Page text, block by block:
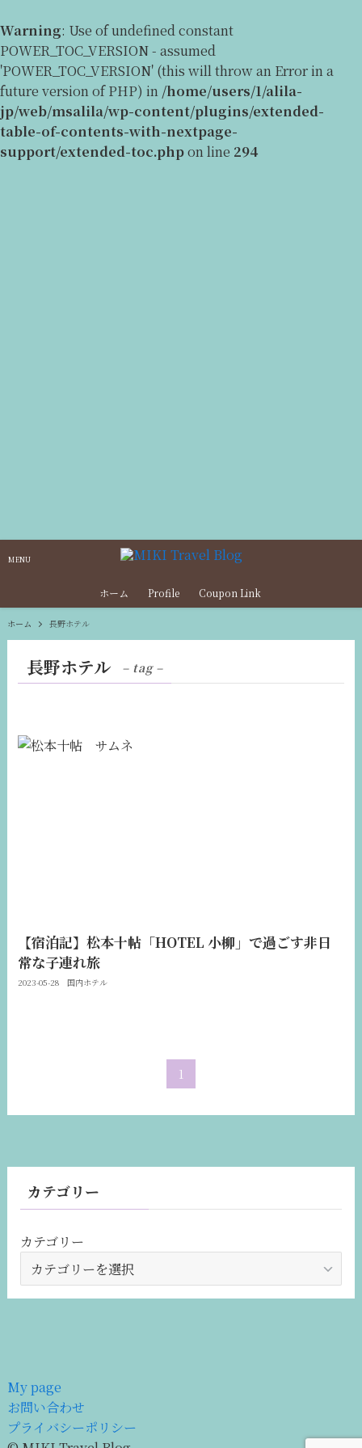
Warning: Use of undefined constant
POWER_TOC_VERSION - assumed
'POWER_TOC_VERSION' (this will throw an Error in a
future version of PHP) in /home/users/1/alila-
jp/web/msalila/wp-content/plugins/extended-
table-of-contents-with-nextpage-
support/extended-toc.phpon line 294
MENU
ホーム Profile Coupon Link
ホーム 長野ホテル
長野ホテル – tag –
【宿泊記】松本十帖「HOTEL 小柳」で過ごす非日
常な子連れ旅
2023-05-28 国内ホテル
1
カテゴリー
カテゴリー
My page
お問い合わせ
プライバシーポリシー